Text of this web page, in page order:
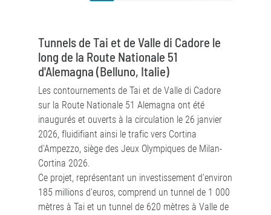
Tunnels de Tai et de Valle di Cadore le
long de la Route Nationale 51
d'Alemagna (Belluno, Italie)
Les contournements de Tai et de Valle di Cadore
sur la Route Nationale 51 Alemagna ont été
inaugurés et ouverts à la circulation le 26 janvier
2026, fluidifiant ainsi le trafic vers Cortina
d'Ampezzo, siège des Jeux Olympiques de Milan-
Cortina 2026.
Ce projet, représentant un investissement d'environ
185 millions d'euros, comprend un tunnel de 1 000
mètres à Tai et un tunnel de 620 mètres à Valle de